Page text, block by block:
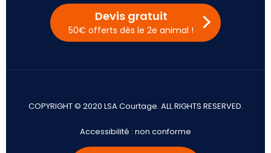
Devis gratuit
50€ offerts dès le 2e animal !
COPYRIGHT © 2020 LSA Courtage. ALL RIGHTS RESERVED.
Accessibilité : non conforme